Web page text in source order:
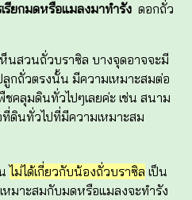
รียกมดหรือแมลงมาทำรัง ดอกถั่ว
นสวนถั่วบราซิล บางจุดอาจจะมี
กถั่วตรงนั้น มีความเหมาะสมต่อ
คลุมดินทั่วไปๆเลยค่ะ เช่น สนาม
นทั่วไปที่มีความเหมาะสม
ไม่ได้เกี่ยวกับน้องถั่วบราซิล เป็น
มาะสมกับมดหรือแมลงจะทำรัง